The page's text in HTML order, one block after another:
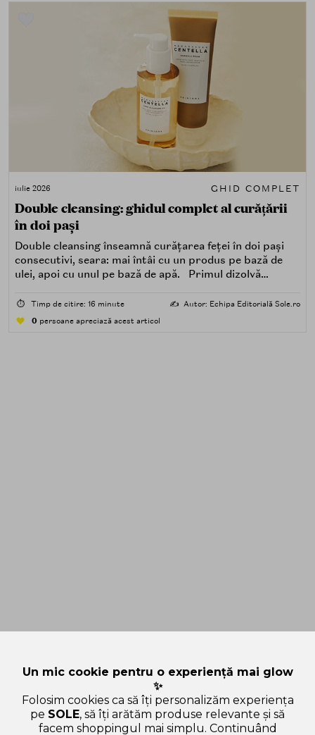
iulie 2026 GHID COMPLET
Double cleansing: ghidul complet al curățării
în doi pași
Double cleansing înseamnă curățarea feței în doi pași
consecutivi, seara: mai întâi cu un produs pe bază de
ulei, apoi cu unul pe bază de apă. Primul dizolvă
poluare. Al doilea îndepărtează impuritățile solubile în
⏱️ Timp de citire: 16 minute ✍️ Autor: Echipa Editorială Sole.ro
0 persoane apreciază acest articol
Un mic cookie pentru o experiență mai glow
✨
Folosim cookies ca să îți personalizăm experiența
pe SOLE, să îți arătăm produse relevante și să
facem shoppingul mai simplu. Continuând